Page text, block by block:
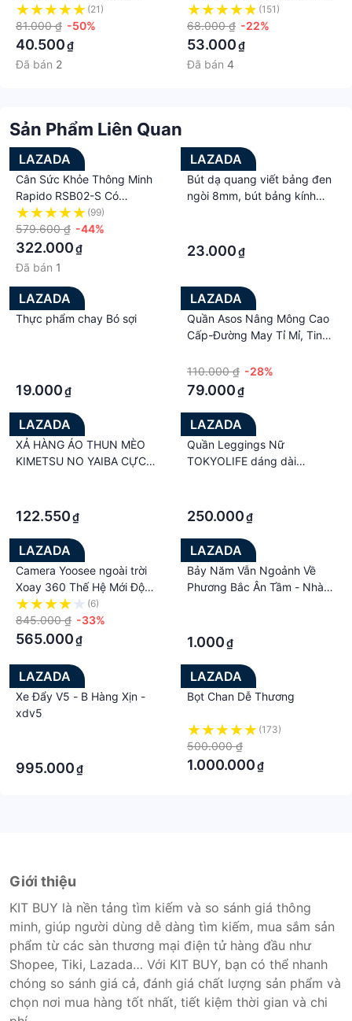
Chống Trượt Đơn Giản Cho
Cặp Đôi Crush072
(21)
81.000 ₫ -50%
40.500₫
Đã bán 2
Trang Mùa Hè Cho Cặp Đôi
(151)
68.000 ₫ -22%
53.000₫
Đã bán 4
Sản Phẩm Liên Quan
LAZADA
Cân Sức Khỏe Thông Minh
Rapido RSB02-S Có
Bluetooth Phân Tích Các Chỉ
Số Cơ Thể, Cân Sức Khỏe
Loại Nào Tốt, Cân Điện Tử
Đo Sức Khỏe, Cân Sức Khỏe
Bluetooth, Can Suc Khoe
Rapido, Can Suc Khoe
(99)
579.600 ₫ -44%
322.000₫
Đã bán 1
LAZADA
Bút dạ quang viết bảng đen
ngòi 8mm, bút bảng kính
23.000₫
LAZADA
Thực phẩm chay Bó sợi
19.000₫
LAZADA
Quần Asos Nâng Mông Cao
Cấp-Đường May Tỉ Mỉ, Tinh
Trang Phục, Phụ Kiện Khác -
BCTHIENDUONGNOIY
110.000 ₫ -28%
79.000₫
LAZADA
XẢ HÀNG ÁO THUN MÈO
KIMETSU NO YAIBA CỰC
122.550₫
LAZADA
Quần Leggings Nữ
TOKYOLIFE dáng dài
250.000₫
LAZADA
Camera Yoosee ngoài trời
Xoay 360 Thế Hệ Mới Độ
Phân giải 3.0Mpx
1920X1080P Với 24 LED
Nhìn Đêm Rõ Nét
(6)
845.000 ₫ -33%
565.000₫
LAZADA
Bảy Năm Vẫn Ngoảnh Về
Phương Bắc Ân Tầm - Nhà
1.000₫
LAZADA
Xe Đẩy V5 - B Hàng Xịn -
xdv5
995.000₫
LAZADA
Bọt Chan Dễ Thương
(173)
500.000 ₫
1.000.000₫
Giới thiệu
KIT BUY là nền tảng tìm kiếm và so sánh giá thông
minh, giúp người dùng dễ dàng tìm kiếm, mua sắm sản
phẩm từ các sàn thương mại điện tử hàng đầu như
Shopee, Tiki, Lazada… Với KIT BUY, bạn có thể nhanh
chóng so sánh giá cả, đánh giá chất lượng sản phẩm và
chọn nơi mua hàng tốt nhất, tiết kiệm thời gian và chi